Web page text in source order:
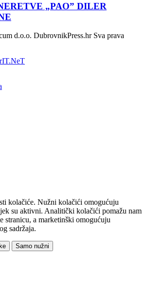
„PAO” DILER
d.o.o. DubrovnikPress.hr Sva prava
kolačiće. Nužni kolačići omogućuju
su aktivni. Analitički kolačići pomažu nam
stranicu, a marketinški omogućuju
sadržaja.
Samo nužni